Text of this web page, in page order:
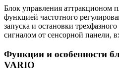
Блок управления аттракционом
функцией частотного
запуска и остановки
сигналом от сенсорной панели,
Функции и особенности
VARIO